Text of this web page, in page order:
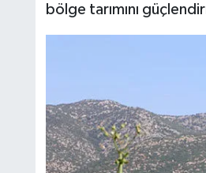
bölge tarımını